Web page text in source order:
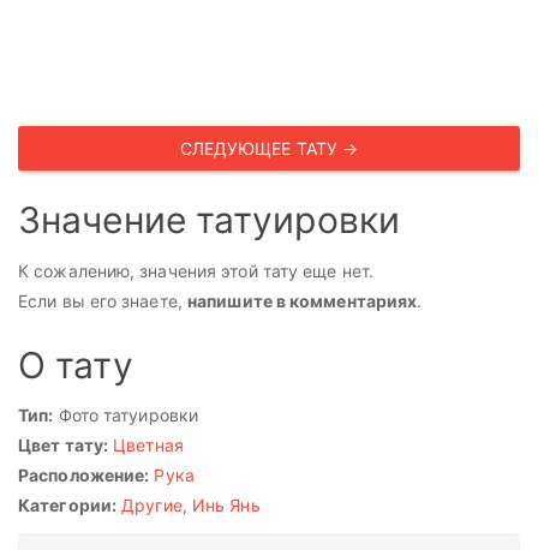
СЛЕДУЮЩЕЕ ТАТУ →
Значение татуировки
К сожалению, значения этой тату еще нет.
Если вы его знаете, напишите в комментариях.
О тату
Тип: Фото татуировки
Цвет тату: Цветная
Расположение: Рука
Категории: Другие, Инь Янь